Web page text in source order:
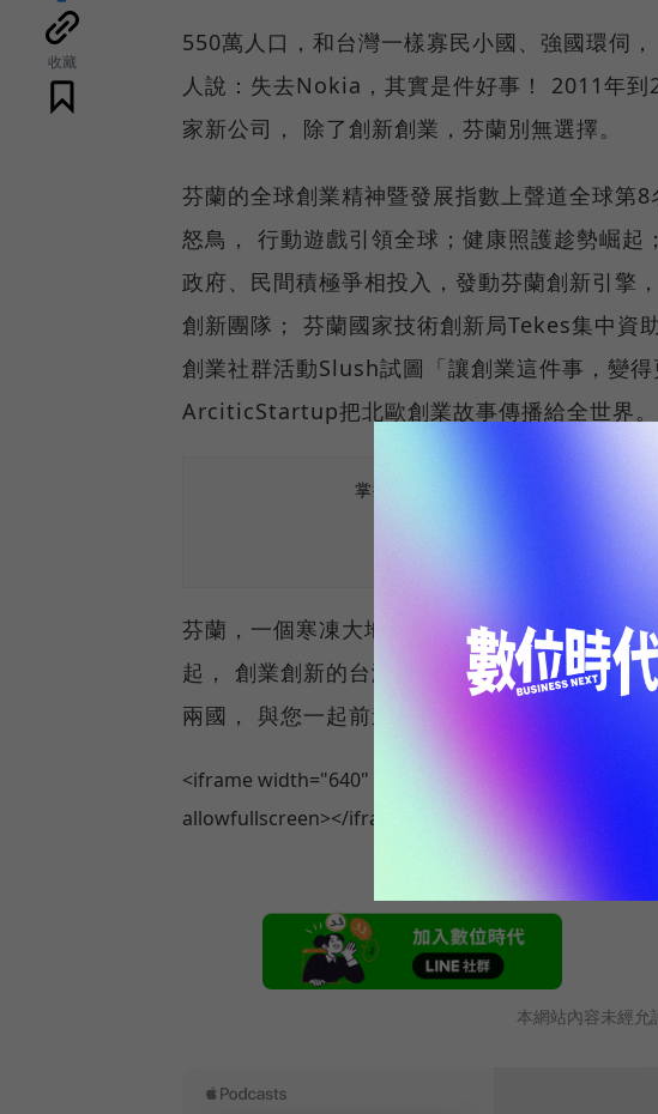
收藏
550萬人口，和台灣一樣寡民小國、強國環伺
人說：失去Nokia，其實是件好事！ 2011年
家新公司， 除了創新創業，芬蘭別無選擇。
芬蘭的全球創業精神暨發展指數上聲道全球第
怒鳥， 行動遊戲引領全球；健康照護趁勢崛起
政府、民間積極爭相投入，發動芬蘭創新引擎
創新團隊； 芬蘭國家技術創新局Tekes集中資
創業社群活動Slush試圖「讓創業這件事，變
ArciticStartup把北歐創業故事傳播給全世界。
掌握最新AI、半導體、數位趨勢！訂
芬蘭，一個寒凍大地中崛起的新興創業國度，
起， 創業創新的台灣，應該還有更多機會跟可
兩國， 與您一起前進全球創業現場，重啟台灣
<iframe width="640" height="360" src="//
allowfullscreen></iframe>
本網站內容未經允